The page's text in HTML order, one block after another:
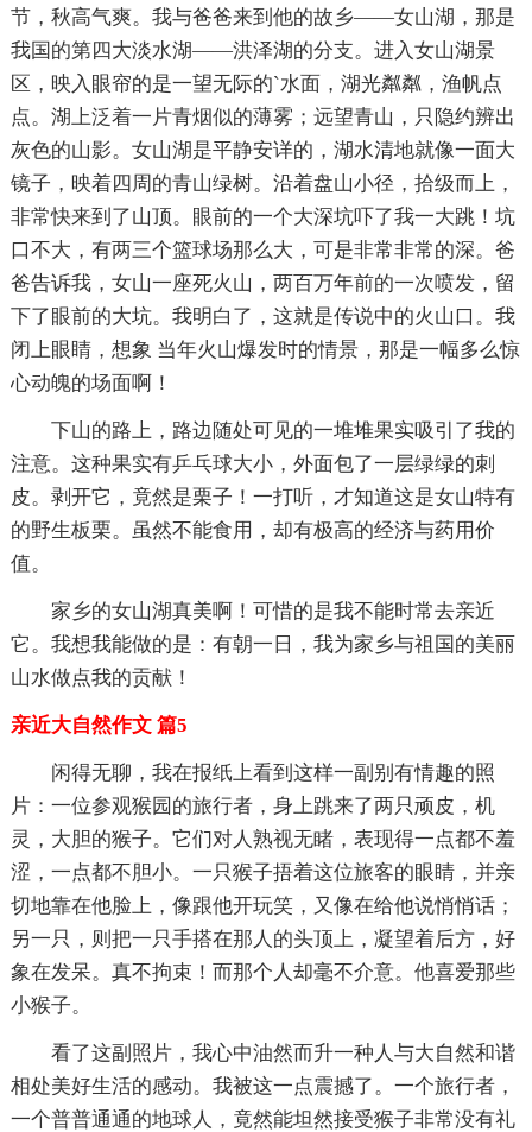
节，秋高气爽。我与爸爸来到他的故乡——女山湖，那是
我国的第四大淡水湖——洪泽湖的分支。进入女山湖景
区，映入眼帘的是一望无际的`水面，湖光粼粼，渔帆点
点。湖上泛着一片青烟似的薄雾；远望青山，只隐约辨出
灰色的山影。女山湖是平静安详的，湖水清地就像一面大
镜子，映着四周的青山绿树。沿着盘山小径，拾级而上，
非常快来到了山顶。眼前的一个大深坑吓了我一大跳！坑
口不大，有两三个篮球场那么大，可是非常非常的深。爸
爸告诉我，女山一座死火山，两百万年前的一次喷发，留
下了眼前的大坑。我明白了，这就是传说中的火山口。我
闭上眼睛，想象 当年火山爆发时的情景，那是一幅多么惊
心动魄的场面啊！
下山的路上，路边随处可见的一堆堆果实吸引了我的
注意。这种果实有乒乓球大小，外面包了一层绿绿的刺
皮。剥开它，竟然是栗子！一打听，才知道这是女山特有
的野生板栗。虽然不能食用，却有极高的经济与药用价
值。
家乡的女山湖真美啊！可惜的是我不能时常去亲近
它。我想我能做的是：有朝一日，我为家乡与祖国的美丽
山水做点我的贡献！
亲近大自然作文 篇5
闲得无聊，我在报纸上看到这样一副别有情趣的照
片：一位参观猴园的旅行者，身上跳来了两只顽皮，机
灵，大胆的猴子。它们对人熟视无睹，表现得一点都不羞
涩，一点都不胆小。一只猴子捂着这位旅客的眼睛，并亲
切地靠在他脸上，像跟他开玩笑，又像在给他说悄悄话；
另一只，则把一只手搭在那人的头顶上，凝望着后方，好
象在发呆。真不拘束！而那个人却毫不介意。他喜爱那些
小猴子。
看了这副照片，我心中油然而升一种人与大自然和谐
相处美好生活的感动。我被这一点震撼了。一个旅行者，
一个普普通通的地球人，竟然能坦然接受猴子非常没有礼